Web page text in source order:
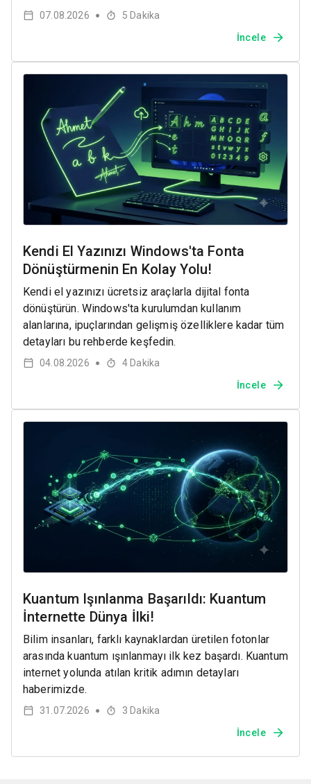
07.08.2026 ● 5 Dakika
İncele
Kendi El Yazınızı Windows'ta Fonta
Dönüştürmenin En Kolay Yolu!
Kendi el yazınızı ücretsiz araçlarla dijital fonta
dönüştürün. Windows'ta kurulumdan kullanım
alanlarına, ipuçlarından gelişmiş özelliklere kadar tüm
detayları bu rehberde keşfedin.
04.08.2026 ● 4 Dakika
İncele
Kuantum Işınlanma Başarıldı: Kuantum
İnternette Dünya İlki!
Bilim insanları, farklı kaynaklardan üretilen fotonlar
arasında kuantum ışınlanmayı ilk kez başardı. Kuantum
internet yolunda atılan kritik adımın detayları
haberimizde.
31.07.2026 ● 3 Dakika
İncele